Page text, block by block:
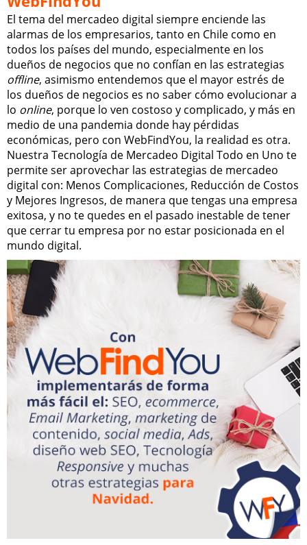
El tema del mercadeo digital siempre enciende las
alarmas de los empresarios, tanto en Chile como en
todos los países del mundo, especialmente en los
dueños de negocios que no confían en las estrategias
offline, asimismo entendemos que el mayor estrés de
los dueños de negocios es no saber cómo evolucionar a
lo online, porque lo ven costoso y complicado, y más en
medio de una pandemia donde hay pérdidas
económicas, pero con WebFindYou, la realidad es otra.
Nuestra Tecnología de Mercadeo Digital Todo en Uno te
permite ser aprovechar las estrategias de mercadeo
digital con: Menos Complicaciones, Reducción de Costos
y Mejores Ingresos, de manera que tengas una empresa
exitosa, y no te quedes en el pasado inestable de tener
que cerrar tu empresa por no estar posicionada en el
mundo digital.